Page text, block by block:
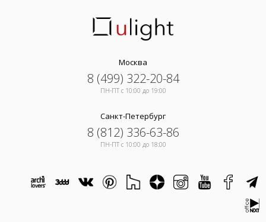
Москва
8 (499) 322-20-84
ПН-ПТ c 10:00 до 19:00
Санкт-Петербург
8 (812) 336-63-86
ПН-ПТ c 10:00 до 18:00